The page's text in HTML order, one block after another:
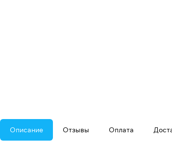
Описание Отзывы Оплата